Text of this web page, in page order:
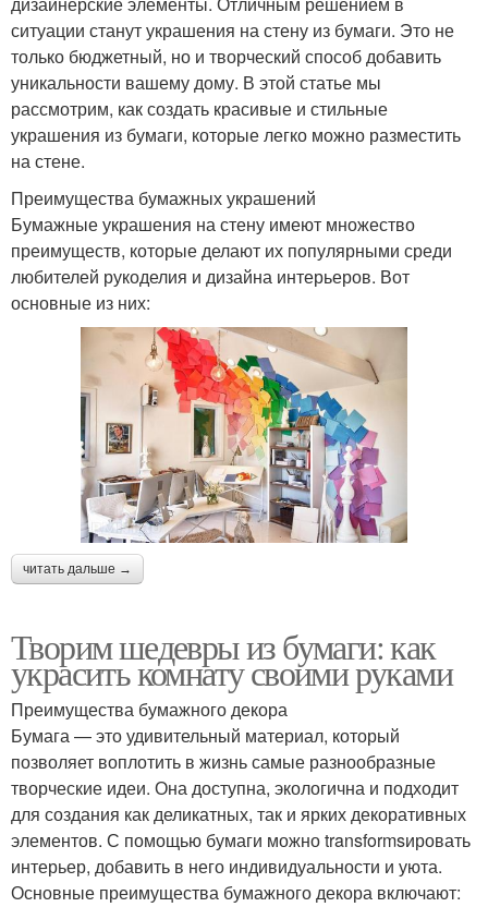
ситуации станут украшения на стену из бумаги. Это не
только бюджетный, но и творческий способ добавить
уникальности вашему дому. В этой статье мы
рассмотрим, как создать красивые и стильные
украшения из бумаги, которые легко можно разместить
на стене.
Преимущества бумажных украшений
Бумажные украшения на стену имеют множество
преимуществ, которые делают их популярными среди
любителей рукоделия и дизайна интерьеров. Вот
основные из них:
читать дальше →
Творим шедевры из бумаги: как
украсить комнату своими руками
Преимущества бумажного декора
Бумага — это удивительный материал, который
позволяет воплотить в жизнь самые разнообразные
творческие идеи. Она доступна, экологична и подходит
для создания как деликатных, так и ярких декоративных
элементов. С помощью бумаги можно transformsировать
интерьер, добавить в него индивидуальности и уюта.
Основные преимущества бумажного декора включают: